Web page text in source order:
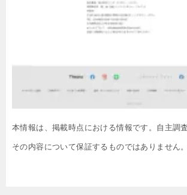
本情報は、掲載時点における情報です。自主調
その内容について保証するものではありません。